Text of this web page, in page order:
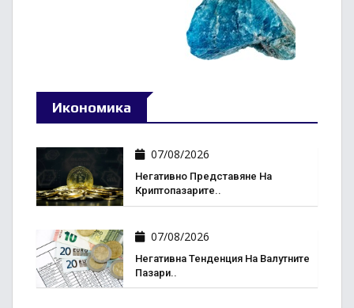
Икономика
07/08/2026
Негативно Представяне На
Криптопазарите..
07/08/2026
Негативна Тенденция На Валутните
Пазари..